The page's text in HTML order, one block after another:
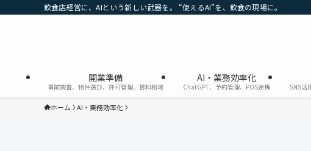
飲食店経営に、AIという新しい武器を。 “使えるAI”を、飲食の現場に。
開業準備
事前調査、物件選び、許可管理、賃料相場
AI・業務効率化
ChatGPT、予約管理、POS連携 SNS活
ホーム AI・業務効率化